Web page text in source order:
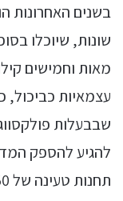
בשנים האחרונות
שונות, שיוכלו
מאות וחמישים
עצמאיות כביכול,
שבבעלות
תחנות טעינה של 350 קילוואט ברחבי היבשת.